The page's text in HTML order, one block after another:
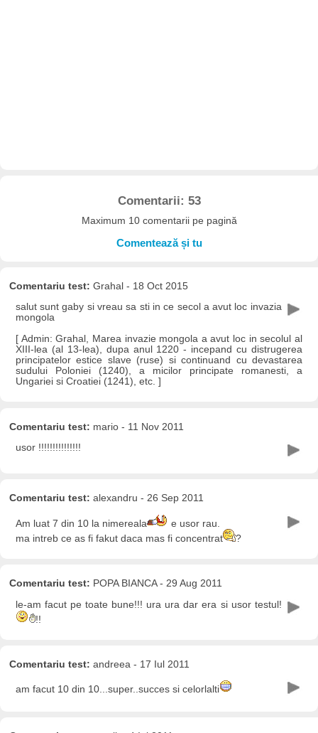
Comentarii: 53
Maximum 10 comentarii pe pagină
Comentează și tu
Comentariu test: Grahal - 18 Oct 2015
salut sunt gaby si vreau sa sti in ce secol a avut loc invazia
mongola
[ Admin: Grahal, Marea invazie mongola a avut loc in secolul al
XIII-lea (al 13-lea), dupa anul 1220 - incepand cu distrugerea
principatelor estice slave (ruse) si continuand cu devastarea
sudului Poloniei (1240), a micilor principate romanesti, a
Ungariei si Croatiei (1241), etc. ]
Comentariu test: mario - 11 Nov 2011
usor !!!!!!!!!!!!!!!
Comentariu test: alexandru - 26 Sep 2011
Am luat 7 din 10 la nimereala
e usor rau.
ma intreb ce as fi fakut daca mas fi concentrat
?
Comentariu test: POPA BIANCA - 29 Aug 2011
le-am facut pe toate bune!!! ura ura dar era si usor testul!
!!
Comentariu test: andreea - 17 Iul 2011
am facut 10 din 10...super..succes si celorlalti